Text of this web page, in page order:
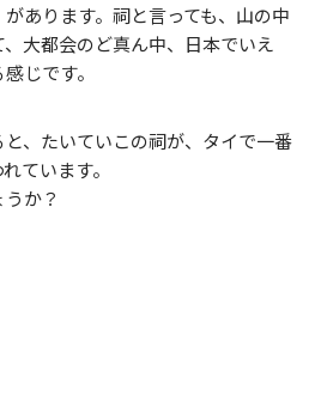
あります。祠と言っても、山の中
大都会のど真ん中、日本でいえ
じです。
、たいていこの祠が、タイで一番
ています。
か？